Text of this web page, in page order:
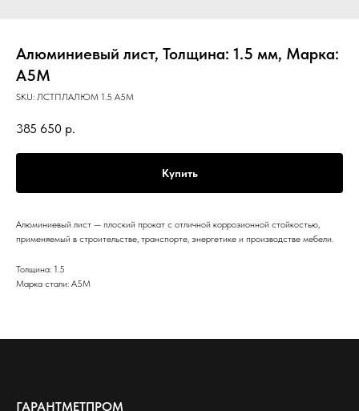
Алюминиевый лист, Толщина: 1.5 мм, Марка:
А5М
SKU: ЛСТПЛАЛЮМ 1.5 А5М
385 650 р.
Купить
Алюминиевый лист — плоский прокат с отличной коррозионной стойкостью,
применяемый в строительстве, транспорте, энергетике и производстве мебели.
Толщина: 1.5
Марка стали: А5М
ГАРАНТМЕТПРОМ